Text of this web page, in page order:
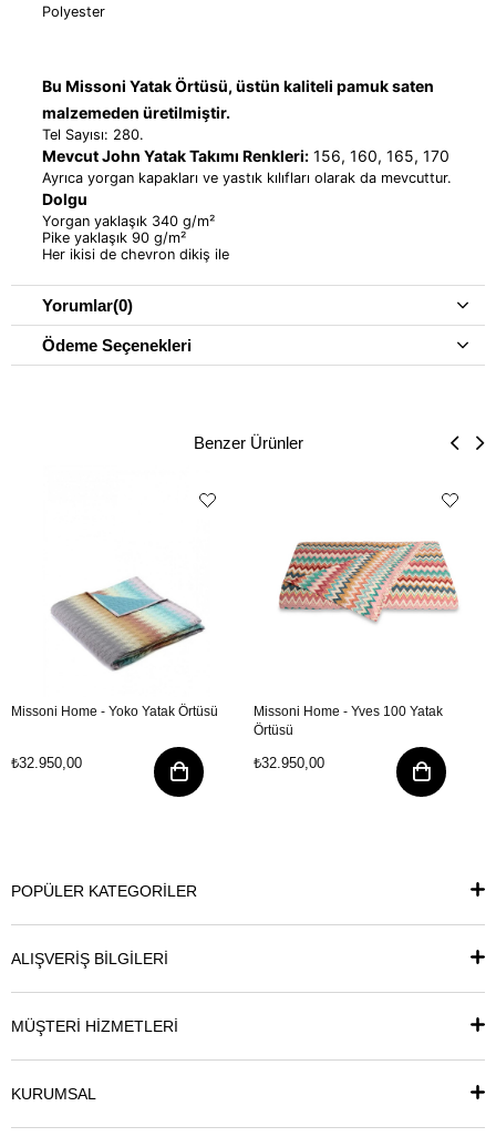
Polyester
Bu Missoni Yatak Örtüsü, üstün kaliteli pamuk saten
malzemeden üretilmiştir.
Tel Sayısı: 280.
Mevcut John Yatak Takımı Renkleri: 156, 160, 165, 170
Ayrıca yorgan kapakları ve yastık kılıfları olarak da mevcuttur.
Dolgu
Yorgan yaklaşık 340 g/m²
Pike yaklaşık 90 g/m²
Her ikisi de chevron dikiş ile
Yorumlar(0)
Ödeme Seçenekleri
Benzer Ürünler
Missoni Home - Yoko Yatak Örtüsü
₺32.950,00
Missoni Home - Yves 100 Yatak
Örtüsü
₺32.950,00
POPÜLER KATEGORİLER
ALIŞVERİŞ BİLGİLERİ
MÜŞTERİ HİZMETLERİ
KURUMSAL